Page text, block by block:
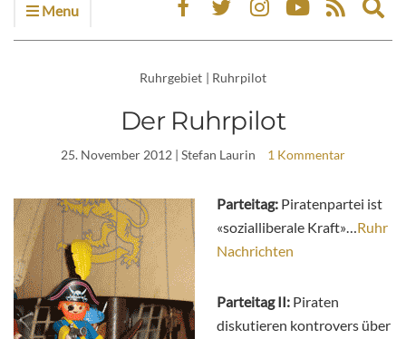
Menu
Ruhrgebiet | Ruhrpilot
Der Ruhrpilot
25. November 2012 | Stefan Laurin 1 Kommentar
Parteitag: Piratenpartei ist
«sozialliberale Kraft»…Ruhr
Nachrichten
Parteitag II: Piraten
diskutieren kontrovers über